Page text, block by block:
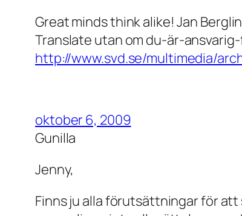
Great minds think alike! Jan
Translate utan om du-är-
http://www.svd.se/multimedia/
oktober 6, 2009
Gunilla
Jenny,
Finns ju alla förutsättningar för